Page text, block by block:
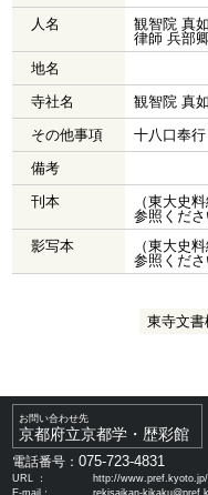
人名
観智院 真
律師 兵部
地名
寺社名
観智院 真
その他事項
十八口奉行
備考
刊本
（東大史
参照くださ
影写本
（東大史
参照くださ
東寺文
お問い合わせ先
京都府立京都学・歴彩館
電話番号：075-723-4831
URL ：
http://
E-mail：
rekisaikan-